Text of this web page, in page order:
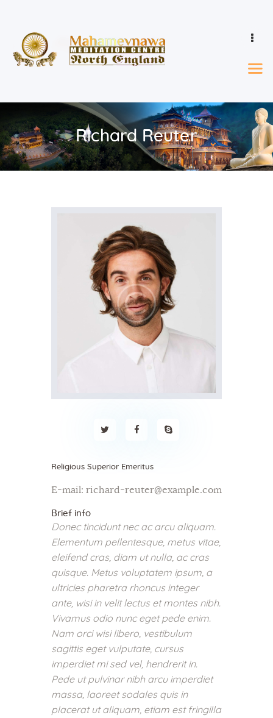
Richard Reuter
Events & Calendar
Learn
Ordination
Who We Are
Donations
Contact
Religious Superior Emeritus
E-mail: richard-reuter@example.com
Brief info
Donec tincidunt nec ac arcu aliquam.
Elementum pellentesque, metus vitae,
eleifend cras, diam ut nulla, ac cras
quisque. Metus voluptatem ipsum, a
ultricies pharetra rhoncus integer
ante, wisi in velit lectus et montes nibh.
Vivamus odio nunc eget pede enim.
Nam orci wisi libero, vestibulum
sagittis eget vulputate, cursus
imperdiet mi sed vel, hendrerit in.
Pede ut pulvinar nibh arcu imperdiet
massa, laoreet sodales quis in
placerat ut aliquam, etiam est fringilla